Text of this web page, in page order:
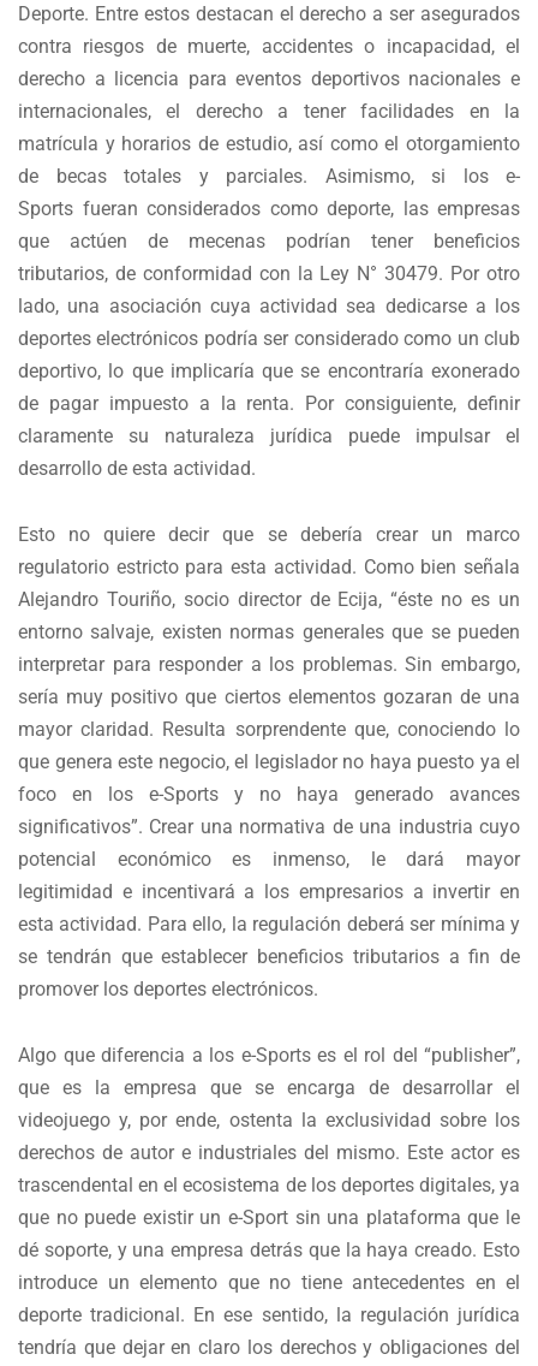
Deporte. Entre estos destacan el derecho a ser asegurados
contra riesgos de muerte, accidentes o incapacidad, el
derecho a licencia para eventos deportivos nacionales e
internacionales, el derecho a tener facilidades en la
matrícula y horarios de estudio, así como el otorgamiento
de becas totales y parciales. Asimismo, si los e-
Sports fueran considerados como deporte, las empresas
que actúen de mecenas podrían tener beneficios
tributarios, de conformidad con la Ley N° 30479. Por otro
lado, una asociación cuya actividad sea dedicarse a los
deportes electrónicos podría ser considerado como un club
deportivo, lo que implicaría que se encontraría exonerado
de pagar impuesto a la renta. Por consiguiente, definir
claramente su naturaleza jurídica puede impulsar el
desarrollo de esta actividad.
Esto no quiere decir que se debería crear un marco
regulatorio estricto para esta actividad. Como bien señala
Alejandro Touriño, socio director de Ecija, “éste no es un
entorno salvaje, existen normas generales que se pueden
interpretar para responder a los problemas. Sin embargo,
sería muy positivo que ciertos elementos gozaran de una
mayor claridad. Resulta sorprendente que, conociendo lo
que genera este negocio, el legislador no haya puesto ya el
foco en los e-Sports y no haya generado avances
significativos”. Crear una normativa de una industria cuyo
potencial económico es inmenso, le dará mayor
legitimidad e incentivará a los empresarios a invertir en
esta actividad. Para ello, la regulación deberá ser mínima y
se tendrán que establecer beneficios tributarios a fin de
promover los deportes electrónicos.
Algo que diferencia a los e-Sports es el rol del “publisher”,
que es la empresa que se encarga de desarrollar el
videojuego y, por ende, ostenta la exclusividad sobre los
derechos de autor e industriales del mismo. Este actor es
trascendental en el ecosistema de los deportes digitales, ya
que no puede existir un e-Sport sin una plataforma que le
dé soporte, y una empresa detrás que la haya creado. Esto
introduce un elemento que no tiene antecedentes en el
deporte tradicional. En ese sentido, la regulación jurídica
tendría que dejar en claro los derechos y obligaciones del